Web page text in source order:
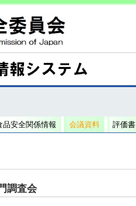
品安全関係情報 会議資料 評価書
調査会